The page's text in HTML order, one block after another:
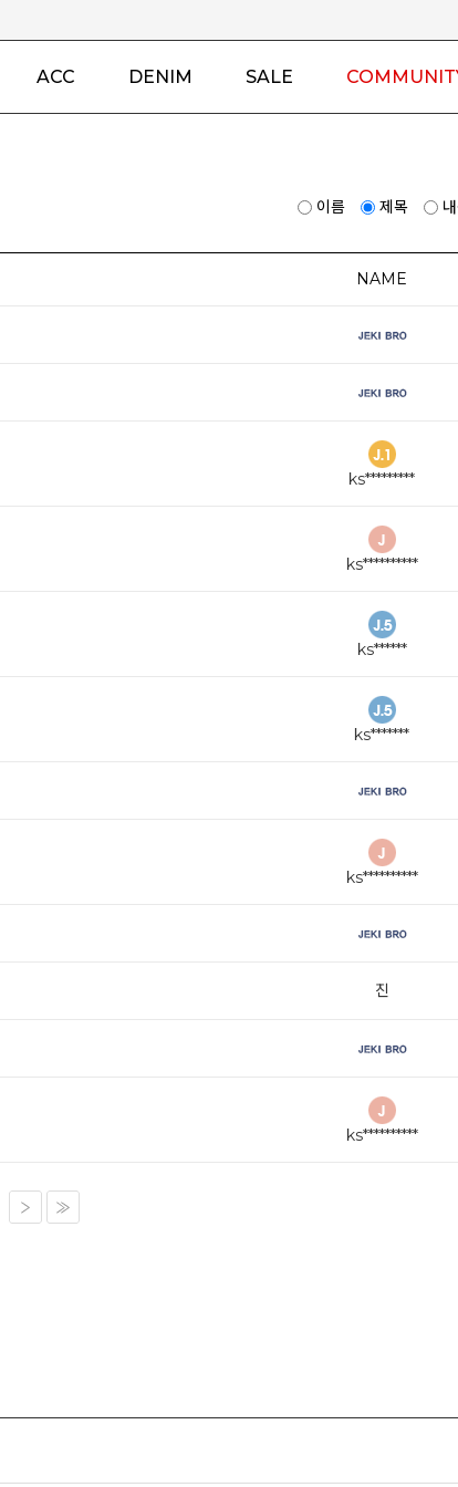
ACC DENIM SALE
이름 제목
NAME
ks*********
ks**********
ks******
ks*******
ks**********
진
ks**********